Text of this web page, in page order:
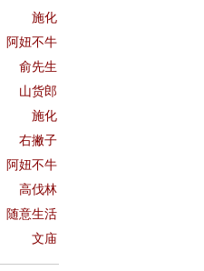
施化
阿妞不牛
俞先生
山货郎
施化
右撇子
阿妞不牛
高伐林
随意生活
文庙